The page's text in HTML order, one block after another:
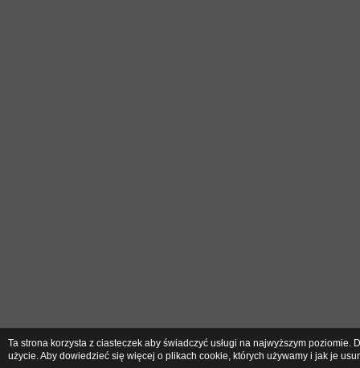
Ta strona korzysta z ciasteczek aby świadczyć usługi na najwyższym
użycie. Aby dowiedzieć się więcej o plikach cookie, których używamy i jak je